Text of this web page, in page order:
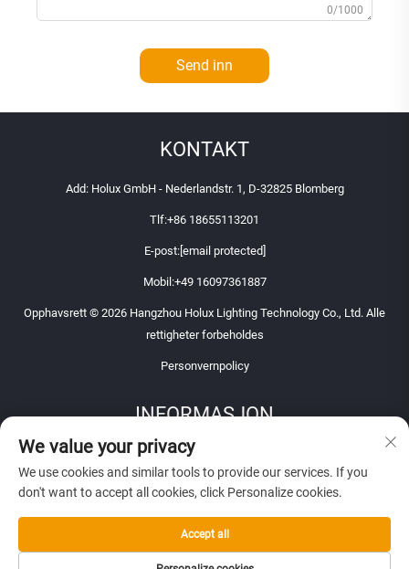
0/1000
Send inn
KONTAKT
Add: Holux GmbH - Nederlandstr. 1, D-32825 Blomberg
Tlf:+86 18655113201
E-post:[email protected]
Mobil:+49 16097361887
Opphavsrett © 2026 Hangzhou Holux Lighting Technology Co., Ltd. Alle
rettigheter forbeholdes
Personvernpolicy
INFORMASJON
Registrer deg for å motta vårt ukentlige nyhetsbrev
Send inn
We value your privacy
We use cookies and similar tools to provide our services. If you
don't want to accept all cookies, click Personalize cookies.
Accept all